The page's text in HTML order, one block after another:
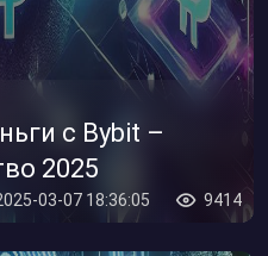
с Bybit –
2025
03-07 18:36:05 9414